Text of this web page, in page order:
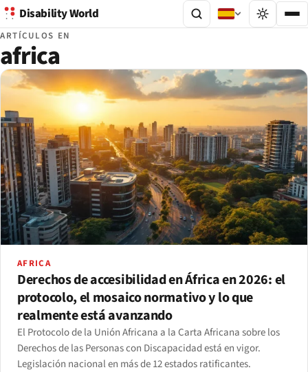
Disability World
ARTÍCULOS EN
africa
AFRICA
Derechos de accesibilidad en África en 2026: el
protocolo, el mosaico normativo y lo que
realmente está avanzando
El Protocolo de la Unión Africana a la Carta Africana sobre los
Derechos de las Personas con Discapacidad está en vigor.
Legislación nacional en más de 12 estados ratificantes.